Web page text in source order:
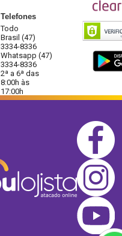
Telefones
Todo
Brasil (47)
3334-8336
Whatsapp (47)
3334-8336
2ª a 6ª das
8:00h às
17:00h